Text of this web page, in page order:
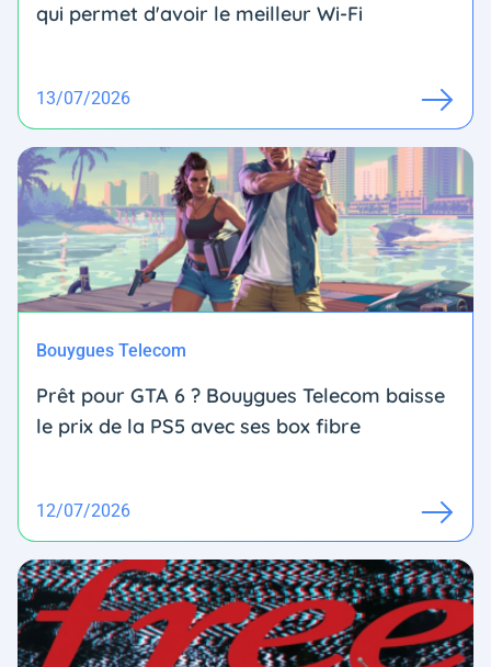
qui permet d'avoir le meilleur Wi-Fi
13/07/2026
Bouygues Telecom
Prêt pour GTA 6 ? Bouygues Telecom baisse
le prix de la PS5 avec ses box fibre
12/07/2026